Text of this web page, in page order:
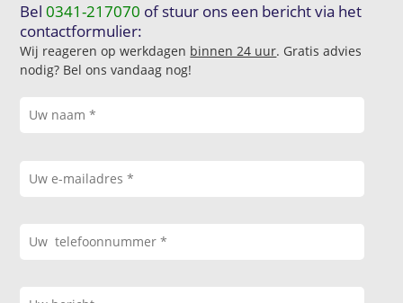
Bel0341-217070 of stuur ons een bericht via het
contactformulier:
Wij reageren op werkdagen binnen 24 uur. Gratis advies
nodig? Bel ons vandaag nog!